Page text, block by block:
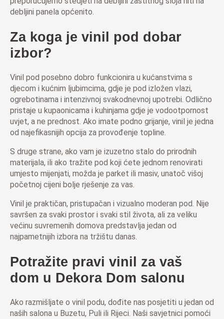
debljini panela općenito.
Za koga je vinil pod dobar
izbor?
Vinil pod posebno dobro funkcionira u kućanstvima s
djecom i kućnim ljubimcima, gdje je pod izložen vlazi,
ogrebotinama i intenzivnoj svakodnevnoj upotrebi. Odlično
pristaje u kupaonicama i kuhinjama gdje je vodootpornost
uvjet, a ne prednost. Ako imate podno grijanje, vinil je jedna
od najefikasnijih opcija za provođenje topline.
S druge strane, ako vam je izuzetno stalo do prirodnih
materijala, ili ako tražite pod koji ćete jednom renovirati
umjesto mijenjati, možda je parket ili masiv, unatoč višoj
početnoj cijeni bolje rješenje za vas.
Vinil je praktičan, pristupačan i vizualno moderan pod. Nije
savršen za svaki prostor i svaki stil života, ali za veliku
većinu suvremenih domova predstavlja jedan od
najpametnijih izbora na tržištu danas.
Potražite pravi vinil za vaš
dom u Dekora Dom salonu
Ako razmišljate o vinil podu, dođite nas posjetiti u jedan od
naših salona u Buzetu, Puli ili Rijeci. Naši savjetnici pomoći